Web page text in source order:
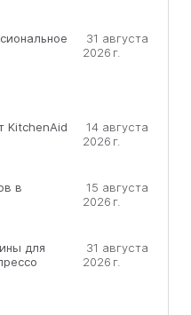
31 августа
2026 г.
KitchenAid
14 августа
2026 г.
в
15 августа
2026 г.
для
31 августа
2026 г.